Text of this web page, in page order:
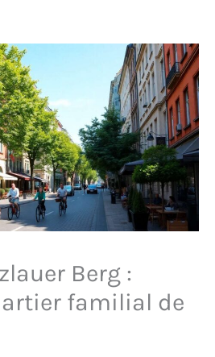
Berg :
familial de